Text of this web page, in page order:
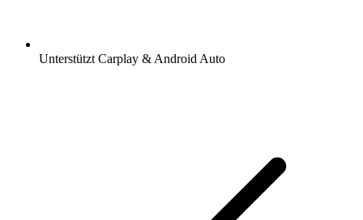
Unterstützt Carplay & Android Auto